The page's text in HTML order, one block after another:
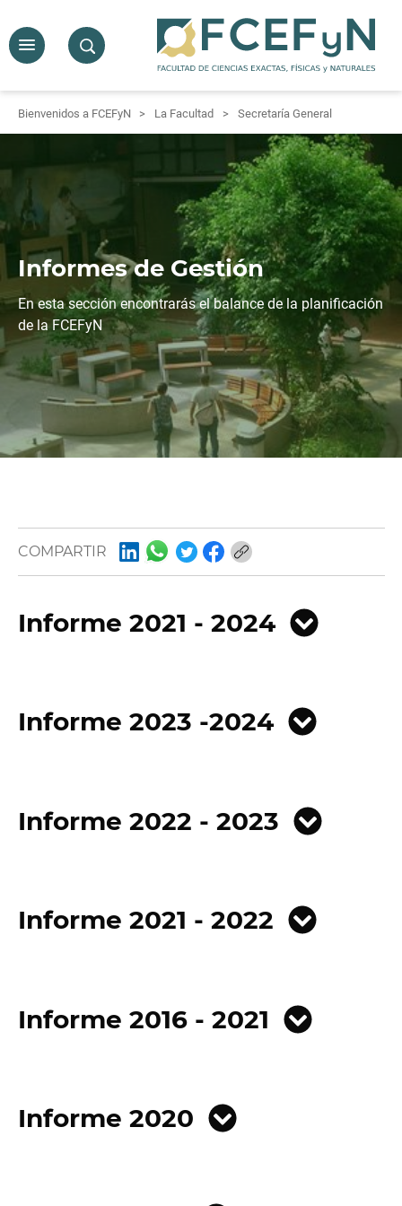
Bienvenidos a FCEFyN La Facultad Secretaría General
Informes de Gestión
En esta sección encontrarás el balance de la planificación
de la FCEFyN
Informe 2021 - 2024
Informe 2023 -2024
Informe 2022 - 2023
Informe 2021 - 2022
Informe 2016 - 2021
Informe 2020
COMPARTIR